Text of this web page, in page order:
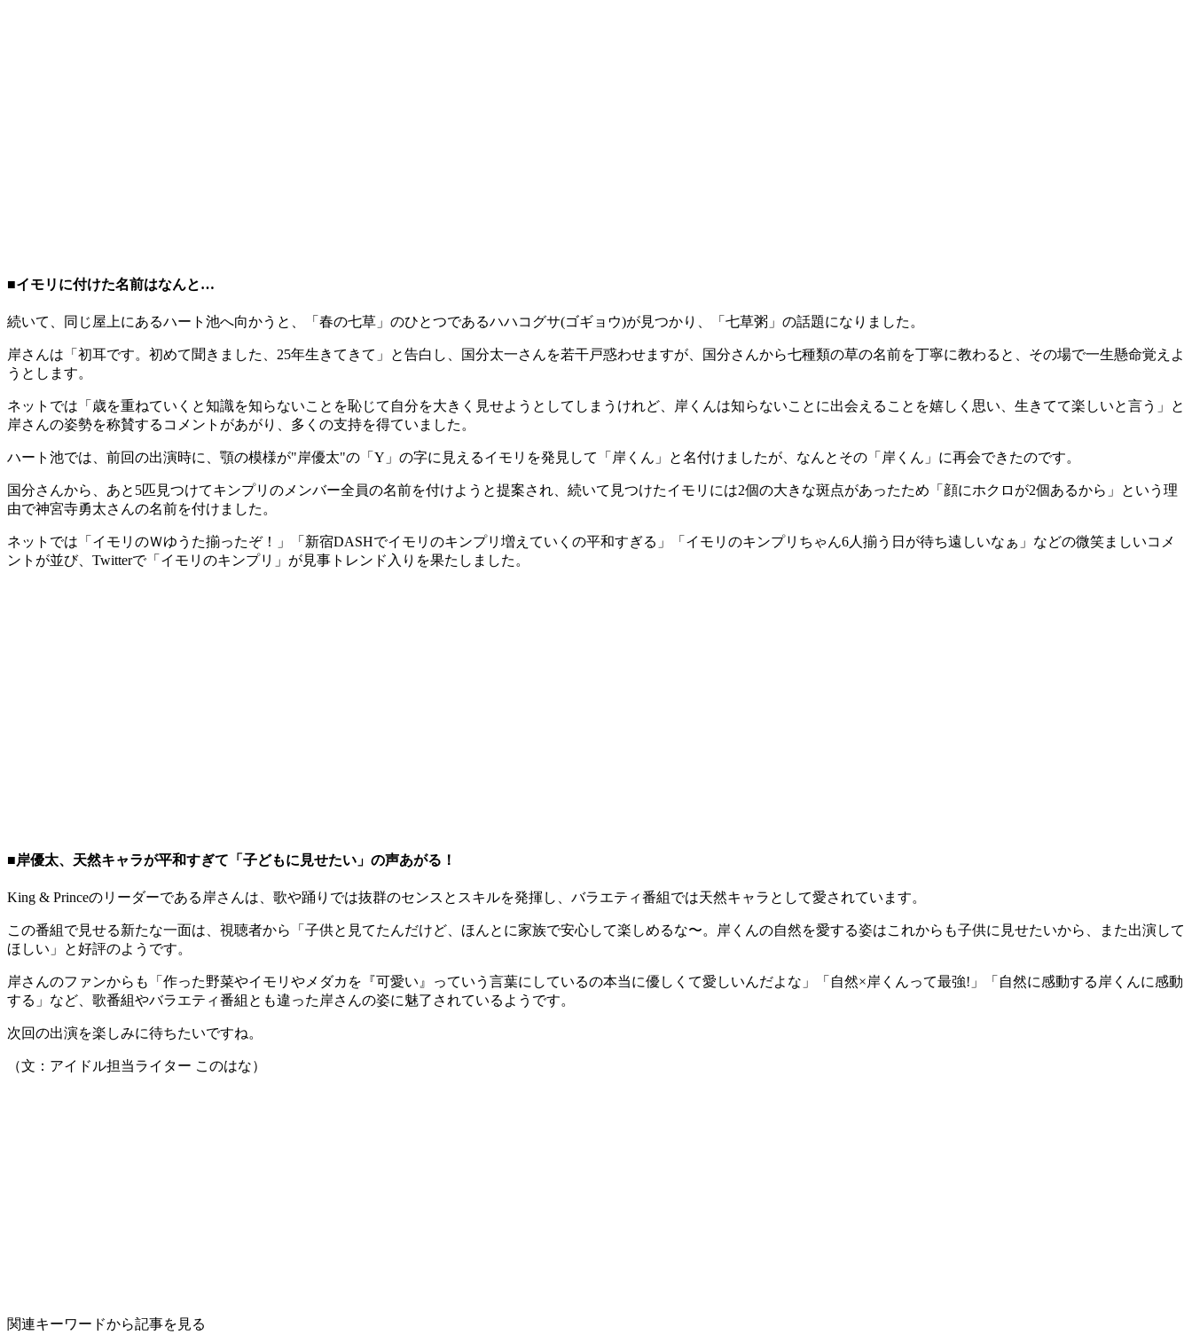
■イモリに付けた名前はなんと…
続いて、同じ屋上にあるハート池へ向かうと、「春の七草」のひとつであるハハコグサ(ゴギョウ)が見つかり、「七草粥」の話題になりました。
岸さんは「初耳です。初めて聞きました、25年生きてきて」と告白し、国分太一さんを若干戸惑わせますが、国分さんから七種類の草の名前を丁寧に教わると、その場で一生懸命覚えよ
うとします。
ネットでは「歳を重ねていくと知識を知らないことを恥じて自分を大きく見せようとしてしまうけれど、岸くんは知らないことに出会えることを嬉しく思い、生きてて楽しいと言う」と
岸さんの姿勢を称賛するコメントがあがり、多くの支持を得ていました。
ハート池では、前回の出演時に、顎の模様が"岸優太"の「Y」の字に見えるイモリを発見して「岸くん」と名付けましたが、なんとその「岸くん」に再会できたのです。
国分さんから、あと5匹見つけてキンプリのメンバー全員の名前を付けようと提案され、続いて見つけたイモリには2個の大きな斑点があったため「顔にホクロが2個あるから」という理
由で神宮寺勇太さんの名前を付けました。
ネットでは「イモリのＷゆうた揃ったぞ！」「新宿DASHでイモリのキンプリ増えていくの平和すぎる」「イモリのキンプリちゃん6人揃う日が待ち遠しいなぁ」などの微笑ましいコメ
ントが並び、Twitterで「イモリのキンプリ」が見事トレンド入りを果たしました。
■岸優太、天然キャラが平和すぎて「子どもに見せたい」の声あがる！
King & Princeのリーダーである岸さんは、歌や踊りでは抜群のセンスとスキルを発揮し、バラエティ番組では天然キャラとして愛されています。
この番組で見せる新たな一面は、視聴者から「子供と見てたんだけど、ほんとに家族で安心して楽しめるな〜。岸くんの自然を愛する姿はこれからも子供に見せたいから、また出演して
ほしい」と好評のようです。
岸さんのファンからも「作った野菜やイモリやメダカを『可愛い』っていう言葉にしているの本当に優しくて愛しいんだよな」「自然×岸くんって最強!」「自然に感動する岸くんに感動
する」など、歌番組やバラエティ番組とも違った岸さんの姿に魅了されているようです。
次回の出演を楽しみに待ちたいですね。
（文：アイドル担当ライター このはな）
関連キーワードから記事を見る